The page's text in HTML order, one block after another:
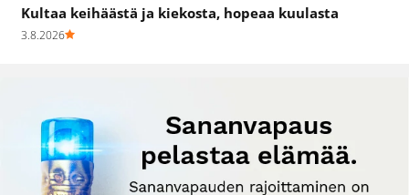
Kultaa keihäästä ja kiekosta, hopeaa kuulasta
3.8.2026